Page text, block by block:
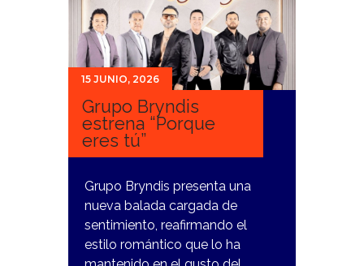
15 JUNIO, 2026
Grupo Bryndis
estrena “Porque
eres tú”
Grupo Bryndis presenta una
nueva balada cargada de
sentimiento, reafirmando el
estilo romántico que lo ha